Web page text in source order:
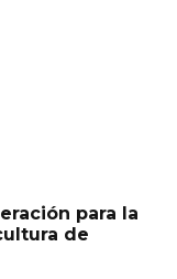
para la
de